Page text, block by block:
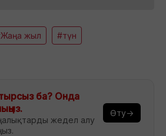
жыл #түн
ба? Онда
жедел алу
Өту→